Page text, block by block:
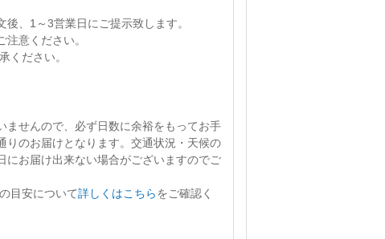
、 1～3営業日にご提示致します。
意ください。
ください。
ませんので、必ず日数に余裕をもってお手
りのお届けとなります。交通状況・天候の
にお届け出来ない場合がございますのでご
目安について詳しくはこちらをご確認く